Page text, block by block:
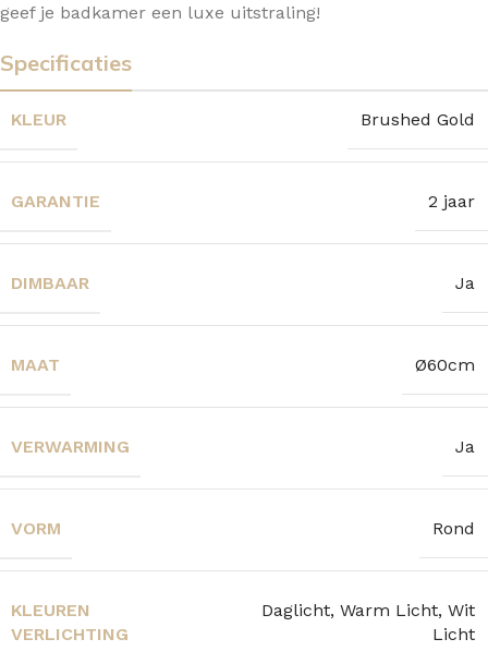
geef je badkamer een luxe uitstraling!
Specificaties
KLEUR Brushed Gold
GARANTIE 2 jaar
DIMBAAR Ja
MAAT Ø60cm
VERWARMING Ja
VORM Rond
KLEUREN
VERLICHTING
Daglicht, Warm Licht, Wit
Licht